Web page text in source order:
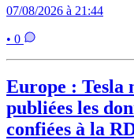
07/08/2026 à 21:44
• 0
Europe : Tesla
publiées les
confiées à la